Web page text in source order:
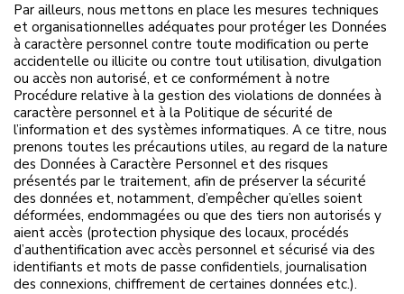
Par ailleurs, nous mettons en place les mesures techniques
et organisationnelles adéquates pour protéger les Données
à caractère personnel contre toute modification ou perte
accidentelle ou illicite ou contre tout utilisation, divulgation
ou accès non autorisé, et ce conformément à notre
Procédure relative à la gestion des violations de données à
caractère personnel et à la Politique de sécurité de
l’information et des systèmes informatiques. A ce titre, nous
prenons toutes les précautions utiles, au regard de la nature
des Données à Caractère Personnel et des risques
présentés par le traitement, afin de préserver la sécurité
des données et, notamment, d’empêcher qu’elles soient
déformées, endommagées ou que des tiers non autorisés y
aient accès (protection physique des locaux, procédés
d’authentification avec accès personnel et sécurisé via des
identifiants et mots de passe confidentiels, journalisation
des connexions, chiffrement de certaines données etc.).